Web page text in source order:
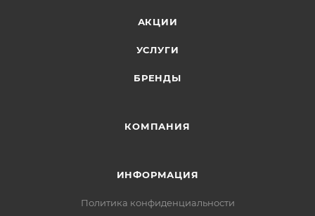
АКЦИИ
УСЛУГИ
БРЕНДЫ
КОМПАНИЯ
ИНФОРМАЦИЯ
Политика конфиденциальности